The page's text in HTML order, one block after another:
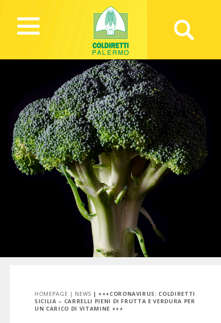
HOMEPAGE | NEWS | +++CORONAVIRUS: COLDIRETTI
SICILIA – CARRELLI PIENI DI FRUTTA E VERDURA PER
UN CARICO DI VITAMINE +++